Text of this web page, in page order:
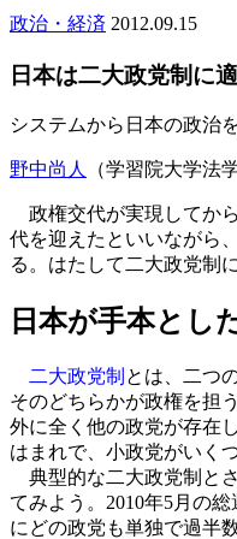
政治・経済 2012.09.15
日本は二大政党制に
システムから日本の政治
野中尚人 （学習院大学法
政権交代が実現してか
代を迎えたといいながら
る。はたして二大政党制
日本が手本とし
二大政党制 とは、二つ
そのどちらかが政権を担
外に全く他の政党が存在
はまれで、小政党がいく
典型的な二大政党制と
てみよう。2010年5月の
にどの政党も単独で過半